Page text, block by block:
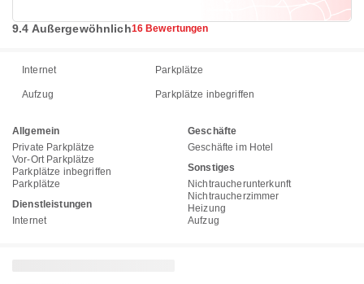
9.4 Außergewöhnlich16 Bewertungen
Internet Parkplätze
Aufzug Parkplätze inbegriffen
Allgemein
Private Parkplätze
Vor-Ort Parkplätze
Parkplätze inbegriffen
Parkplätze
Dienstleistungen
Internet
Geschäfte
Geschäfte im Hotel
Sonstiges
Nichtraucherunterkunft
Nichtraucherzimmer
Heizung
Aufzug